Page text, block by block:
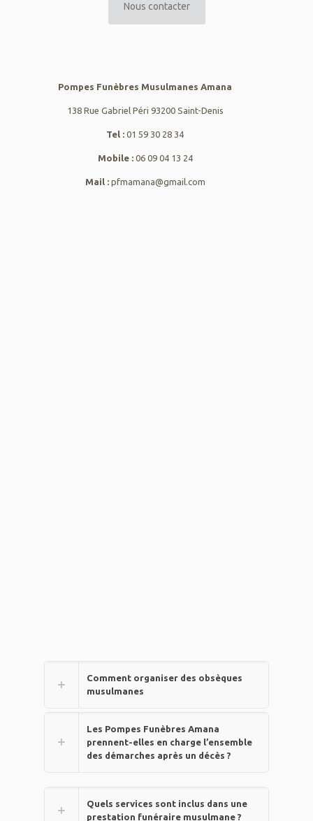
Nous contacter
Pompes Funèbres Musulmanes Amana
138 Rue Gabriel Péri 93200 Saint-Denis
Tel : 01 59 30 28 34
Mobile :06 09 04 13 24
Mail : pfmamana@gmail.com
Comment organiser des obsèques
musulmanes
Les Pompes Funèbres Amana
prennent-elles en charge l’ensemble
des démarches après un décès ?
Quels services sont inclus dans une
prestation funéraire musulmane ?